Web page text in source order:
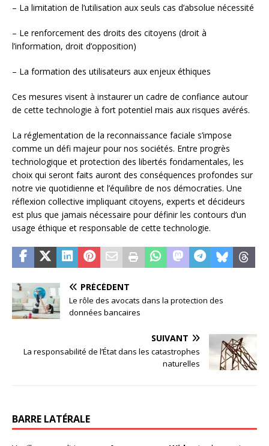
– La limitation de l’utilisation aux seuls cas d’absolue nécessité
– Le renforcement des droits des citoyens (droit à
l’information, droit d’opposition)
– La formation des utilisateurs aux enjeux éthiques
Ces mesures visent à instaurer un cadre de confiance autour
de cette technologie à fort potentiel mais aux risques avérés.
La réglementation de la reconnaissance faciale s’impose
comme un défi majeur pour nos sociétés. Entre progrès
technologique et protection des libertés fondamentales, les
choix qui seront faits auront des conséquences profondes sur
notre vie quotidienne et l’équilibre de nos démocraties. Une
réflexion collective impliquant citoyens, experts et décideurs
est plus que jamais nécessaire pour définir les contours d’un
usage éthique et responsable de cette technologie.
PRÉCÉDENT
Le rôle des avocats dans la protection des
données bancaires
SUIVANT
La responsabilité de l’État dans les catastrophes
naturelles
BARRE LATÉRALE